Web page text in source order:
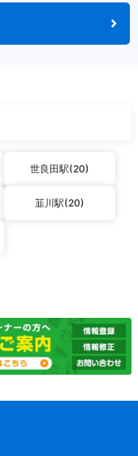
世良田駅(20)
韮川駅(20)